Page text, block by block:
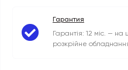
Гарантия
Гарантія: 12 міс. —
розкрійне